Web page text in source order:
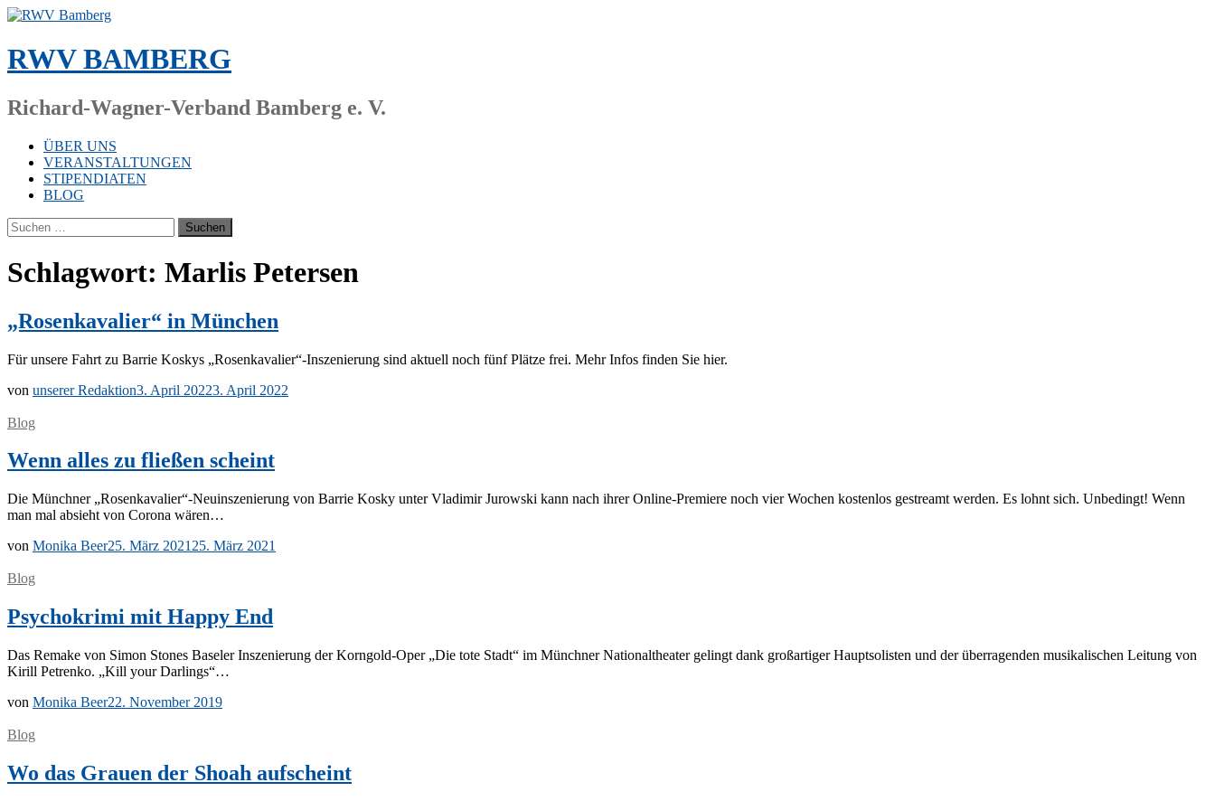
Zum
springen
RWV BAMBERG
Richard-Wagner-Verband Bamberg e. V.
ÜBER UNS
VERANSTALTUNGEN
STIPENDIATEN
BLOG
Suchen
nach:
Schlagwort: Marlis Petersen
„Rosenkavalier“ in München
Für un­se­re Fahrt zu Bar­rie Kos­kys „Rosenkavalier“-Inszenierung sind ak­tu­ell noch fünf Plät­ze frei. Mehr In­fos fin­den Sie hier.
von unserer Redaktion3. April 20223. April 2022
Blog
Wenn alles zu fließen scheint
Die Münch­ner „Rosenkavalier“-Neuinszenierung von Bar­rie Kos­ky un­ter Vla­di­mir Ju­row­ski kann nach ih­rer On­­li­ne-Pre­­mie­­re noch vier Wo­chen kos­ten­los ge­streamt wer­den. Es lohnt sich. Un­be­dingt! Wenn
man mal ab­sieht von Co­ro­na wären…
von Monika Beer25. März 2021 25. März 2021
Blog
Psychokrimi mit Happy End
Das Re­make von Si­mon Stones Ba­se­ler In­sze­nie­rung der Korn­­gold-Oper „Die tote Stadt“ im Münch­ner Na­tio­nal­thea­ter ge­lingt dank groß­ar­ti­ger Haupt­so­lis­ten und der über­ra­gen­den mu­si­ka­li­schen Lei­tung von
Ki­rill Pe­tren­ko. „Kill your Darlings“…
von Monika Beer22. November 2019
Blog
Wo das Grauen der Shoah aufscheint